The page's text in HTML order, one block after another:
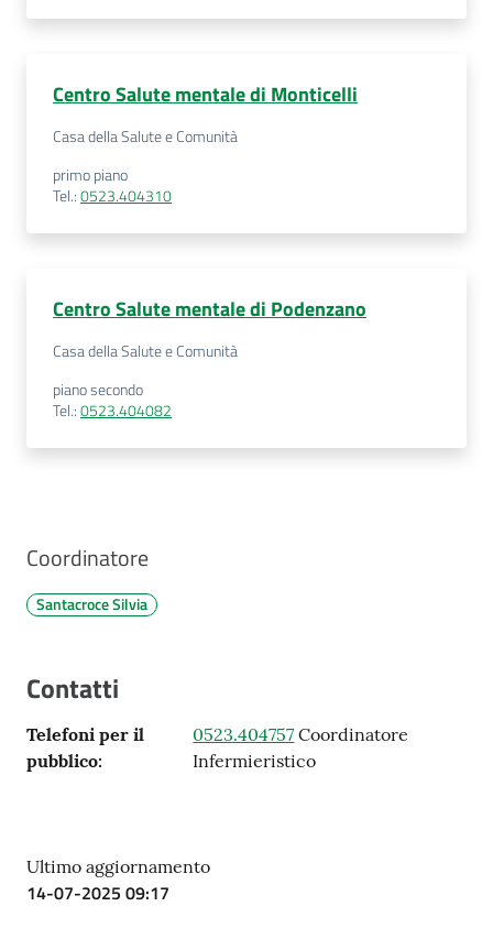
Centro Salute mentale di Monticelli
Casa della Salute e Comunità
primo piano
Tel.:0523.404310
Centro Salute mentale di Podenzano
Casa della Salute e Comunità
piano secondo
Tel.:0523.404082
Coordinatore
Santacroce Silvia
Contatti
Telefoni per il
pubblico:
0523.404757 Coordinatore
Infermieristico
Ultimo aggiornamento
14-07-2025 09:17